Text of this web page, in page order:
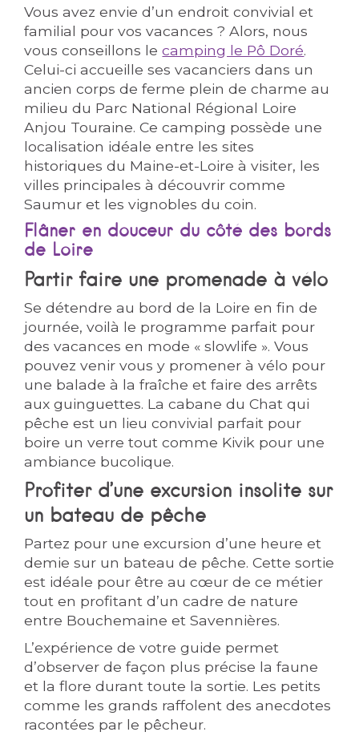
Vous avez envie d’un endroit convivial et
familial pour vos vacances ? Alors, nous
vous conseillons lecamping le Pô Doré.
Celui-ci accueille ses vacanciers dans un
ancien corps de ferme plein de charme au
milieu du Parc National Régional Loire
Anjou Touraine. Ce camping possède une
localisation idéale entre les sites
historiques du Maine-et-Loire à visiter, les
villes principales à découvrir comme
Saumur et les vignobles du coin.
Flâner en douceur du côté des bords
de Loire
Partir faire une promenade à vélo
Se détendre au bord de la Loire en fin de
journée, voilà le programme parfait pour
des vacances en mode « slowlife ». Vous
pouvez venir vous y promener à vélo pour
une balade à la fraîche et faire des arrêts
aux guinguettes. La cabane du Chat qui
pêche est un lieu convivial parfait pour
boire un verre tout comme Kivik pour une
ambiance bucolique.
Profiter d’une excursion insolite sur
un bateau de pêche
Partez pour une excursion d’une heure et
demie sur un bateau de pêche. Cette sortie
est idéale pour être au cœur de ce métier
tout en profitant d’un cadre de nature
entre Bouchemaine et Savennières.
L’expérience de votre guide permet
d’observer de façon plus précise la faune
et la flore durant toute la sortie. Les petits
comme les grands raffolent des anecdotes
racontées par le pêcheur.